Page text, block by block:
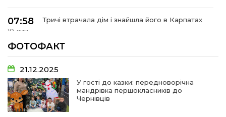
07:58
10 лип
Тричі втрачала дім і знайшла його в Карпатах
10 лип
13:30
06 лип
Від прикордонної застави до Донбасу:
ФОТОФАКТ
21.12.2025
У гості до казки: передноворічна
мандрівка першокласників до
Чернівців